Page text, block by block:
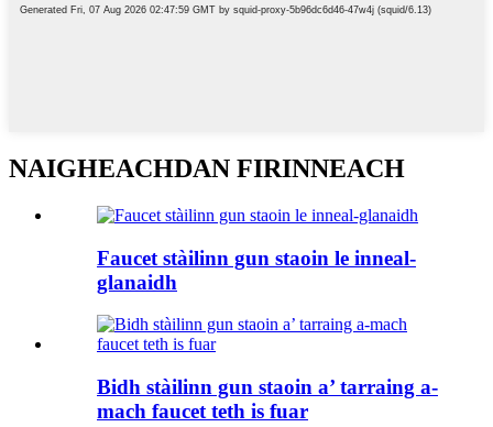
NAIGHEACHDAN FIRINNEACH
Faucet stàilinn gun staoin le inneal-
glanaidh
Bidh stàilinn gun staoin a’ tarraing a-
mach faucet teth is fuar